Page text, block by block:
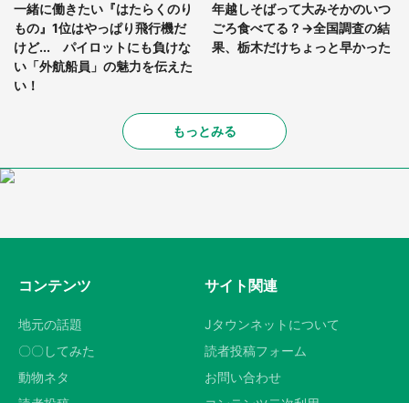
一緒に働きたい『はたらくのり
もの』1位はやっぱり飛行機だ
けど... パイロットにも負けな
い「外航船員」の魅力を伝えた
い！
年越しそばって大みそかのいつ
ごろ食べてる？→全国調査の結
果、栃木だけちょっと早かった
もっとみる
コンテンツ
地元の話題
〇〇してみた
動物ネタ
サイト関連
Jタウンネットについて
読者投稿フォーム
お問い合わせ